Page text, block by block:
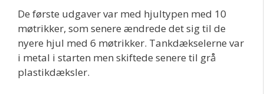
De første udgaver var med hjultypen med 10
møtrikker, som senere ændrede det sig til de
nyere hjul med 6 møtrikker. Tankdækselerne var
i metal i starten men skiftede senere til grå
plastikdæksler.